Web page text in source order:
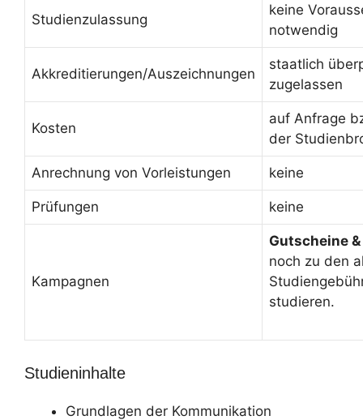
Studienzulassung
keine
notwendig
Akkreditierungen/Auszeichnungen
staatlich
zugelassen
Kosten
auf Anfrage
der
Anrechnung von Vorleistungen keine
Prüfungen keine
Kampagnen
Gutscheine
noch zu den
studieren.
Studieninhalte
Grundlagen der Kommunikation